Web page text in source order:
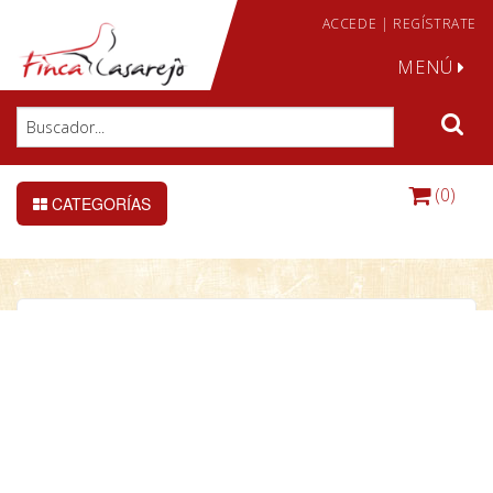
ACCEDE | REGÍSTRATE
MENÚ
CATEGORÍAS (0)